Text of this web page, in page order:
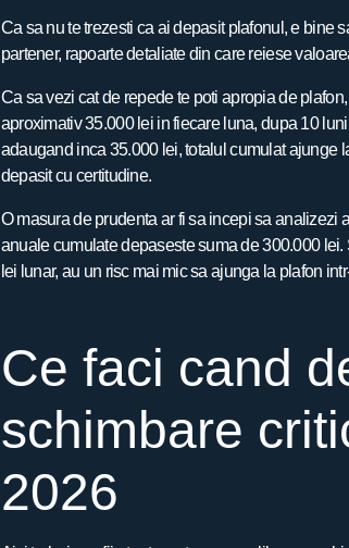
Ca sa nu te trezesti ca ai depasit plafonul, e bine
partener, rapoarte detaliate din care reiese
Ca sa vezi cat de repede te poti apropia de
aproximativ 35.000 lei in fiecare luna, dupa 10
adaugand inca 35.000 lei, totalul cumulat ajunge
depasit cu certitudine.
O masura de prudenta ar fi sa incepi sa analizezi
anuale cumulate depaseste suma de 300.000
lei lunar, au un risc mai mic sa ajunga la plafon
Ce faci cand
schimbare
2026